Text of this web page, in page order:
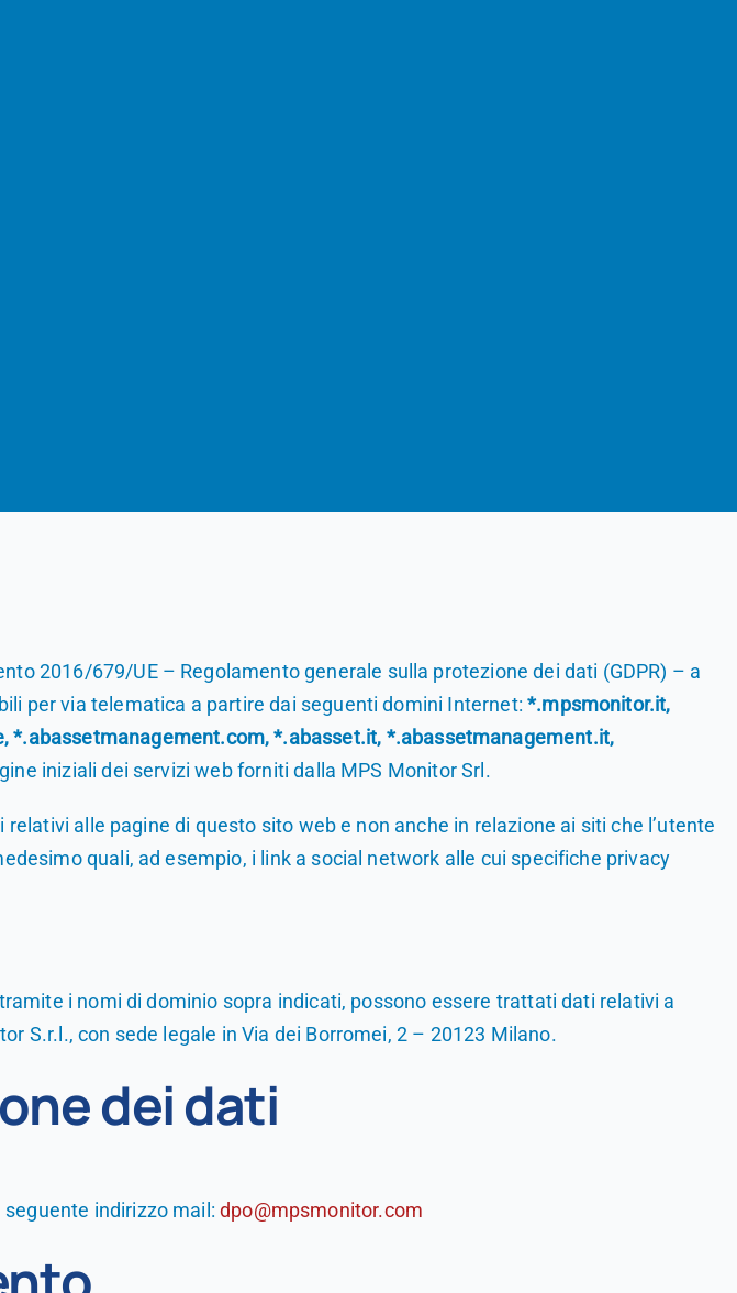
2016/679/UE – Regolamento generale sulla protezione dei dati (GDPR) – a
per via telematica a partire dai seguenti domini Internet:*.mpsmonitor.it,
*.abasset.it, *.abassetmanagement.it,
iniziali dei servizi web forniti dalla MPS Monitor Srl.
alle pagine di questo sito web e non anche in relazione ai siti che l’utente
quali, ad esempio, i link a social network alle cui specifiche privacy
i nomi di dominio sopra indicati, possono essere trattati dati relativi a
S.r.l., con sede legale in Via dei Borromei, 2 – 20123 Milano.
dei dati
seguente indirizzo mail:dpo@mpsmonitor.com